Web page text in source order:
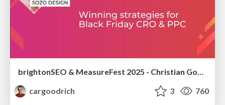
brightonSEO & MeasureFest 2025 - Christian Goodrich - Winning strategies for Black Friday CRO & PPC
cargoodrich
3 760